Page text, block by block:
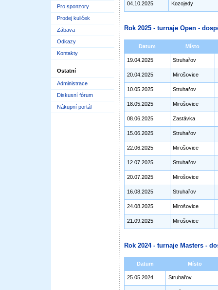
Pro sponzory
Prodej kuliček
Zábava
Odkazy
Kontakty
Ostatní
Administrace
Diskusní fórum
Nákupní portál
04.10.2025 Kozojedy
Rok 2025 - turnaje Open -
Datum Místo
19.04.2025 Struhařov
20.04.2025 Mirošovice
10.05.2025 Struhařov
18.05.2025 Mirošovice
08.06.2025 Zastávka
15.06.2025 Struhařov
22.06.2025 Mirošovice
12.07.2025 Struhařov
20.07.2025 Mirošovice
16.08.2025 Struhařov
24.08.2025 Mirošovice
21.09.2025 Mirošovice
Rok 2024 - turnaje Masters -
Datum Místo
25.05.2024 Struhařov